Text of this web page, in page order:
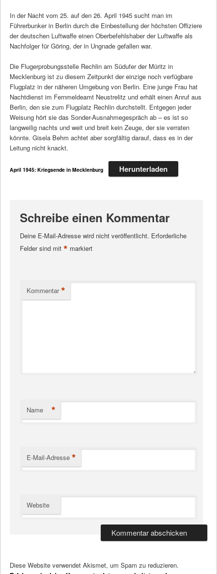
In der Nacht vom 25. auf den 26. April 1945 sucht man im
Führerbunker in Berlin durch die Einbestellung der höchsten Offiziere
der deutschen Luftwaffe einen Oberbefehlshaber der Luftwaffe als
Nachfolger für Göring, der in Ungnade gefallen war.
Die Flugerprobungsstelle Rechlin am Südufer der Müritz in
Mecklenburg ist zu diesem Zeitpunkt der einzige noch verfügbare
Flugplatz in der näheren Umgebung von Berlin. Eine junge Frau hat
Nachtdienst im Fernmeldeamt Neustrelitz und erhält einen Anruf aus
Berlin, den sie zum Flugplatz Rechlin durchstellt. Entgegen jeder
Weisung hört sie das Sonder-Ausnahmegespräch ab – es ist so
langweilig nachts und weit und breit kein Zeuge, der sie verraten
könnte. Gisela Behm achtet aber sorgfältig darauf, dass es in der
Leitung nicht knackt.
April 1945: Kriegsende in Mecklenburg Herunterladen
Schreibe einen Kommentar
Deine E-Mail-Adresse wird nicht veröffentlicht. Erforderliche
Felder sind mit * markiert
Kommentar *
Name *
E-Mail-Adresse *
Website
Diese Website verwendet Akismet, um Spam zu reduzieren.